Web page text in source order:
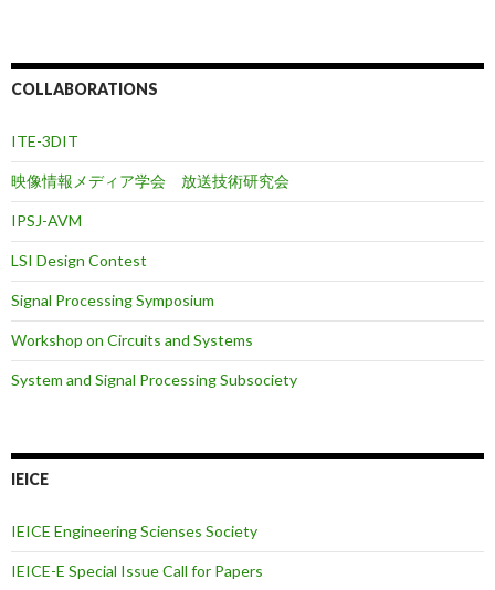
COLLABORATIONS
ITE-3DIT
映像情報メディア学会 放送技術研究会
IPSJ-AVM
LSI Design Contest
Signal Processing Symposium
Workshop on Circuits and Systems
System and Signal Processing Subsociety
IEICE
IEICE Engineering Scienses Society
IEICE-E Special Issue Call for Papers